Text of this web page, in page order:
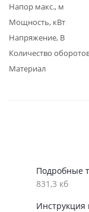
Напор макс., м
Мощность, кВт
Напряжение, В
Количество
Материал
Подробные
831,3 кб
Инструкция